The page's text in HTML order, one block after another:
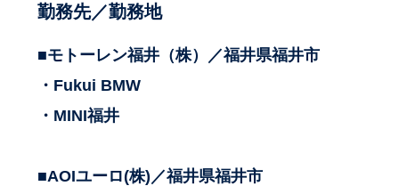
勤務先／勤務地
■モトーレン福井（株）／福井県福井市
・Fukui BMW
・MINI福井
■AOIユーロ(株)／福井県福井市